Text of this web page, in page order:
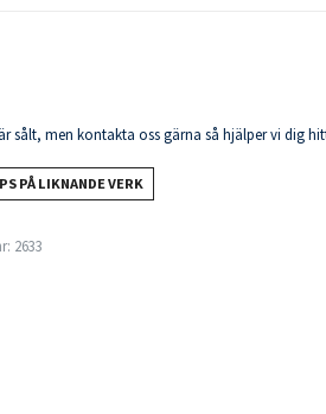
sålt, men kontakta oss gärna så hjälper vi dig
PÅ LIKNANDE VERK
2633